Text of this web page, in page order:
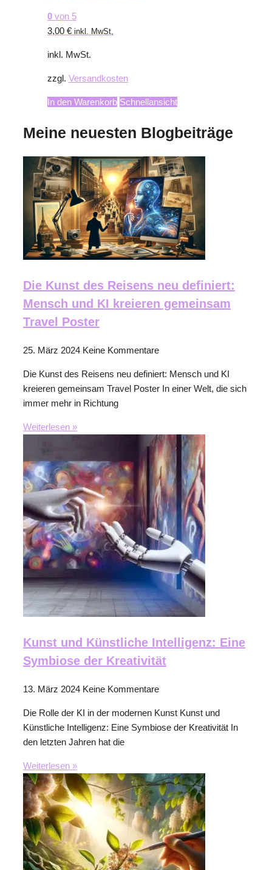
0 von 5
3,00 € inkl. MwSt,
inkl. MwSt.
zzgl. Versandkosten
In den Warenkorb Schnellansicht
Meine neuesten Blogbeiträge
Die Kunst des Reisens neu definiert:
Mensch und KI kreieren gemeinsam
Travel Poster
25. März 2024 Keine Kommentare
Die Kunst des Reisens neu definiert: Mensch und KI
kreieren gemeinsam Travel Poster In einer Welt, die sich
immer mehr in Richtung
Weiterlesen »
Kunst und Künstliche Intelligenz: Eine
Symbiose der Kreativität
13. März 2024 Keine Kommentare
Die Rolle der KI in der modernen Kunst Kunst und
Künstliche Intelligenz: Eine Symbiose der Kreativität In
den letzten Jahren hat die
Weiterlesen »